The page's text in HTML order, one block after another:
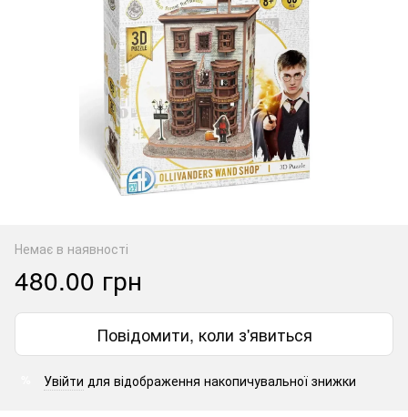
Немає в наявності
480.00 грн
Повідомити, коли з'явиться
Увійти для відображення накопичувальної знижки